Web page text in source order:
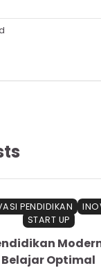
PENDIDIKAN
START UP
Belajar Optimal